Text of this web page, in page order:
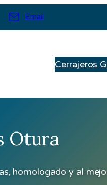
Email
Cerrajeros
Otura
homologado y al